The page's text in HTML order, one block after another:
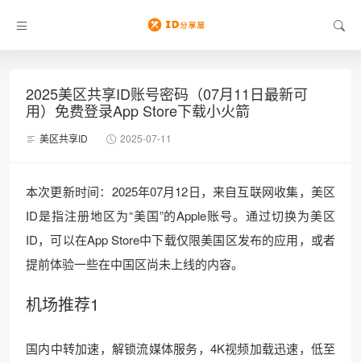
2025美区共享ID账号密码（07月11日最新可
用）免费登录App Store下载小火箭
美区共享ID 2025-07-11
本次更新时间：2025年07月12日，来自互联网收集，美区
ID是指注册地区为“美国”的Apple账号。通过切换为美区
ID，可以在App Store中下载仅限美国区发布的应用，或者
提前体验一些在中国区尚未上线的内容。
机场推荐1
国内中转加速，解锁流媒体服务，4K视频加载迅速，低至